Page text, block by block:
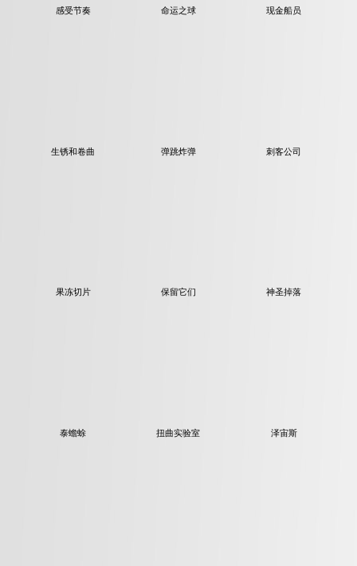
感受节奏 命运之球 现金船员
生锈和卷曲 弹跳炸弹 刺客公司
果冻切片 保留它们 神圣掉落
泰蟾蜍 扭曲实验室 泽宙斯